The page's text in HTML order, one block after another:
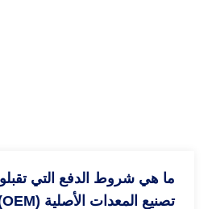
ما هي شروط الدفع التي
تصنيع المعدات الأصلية (OEM)؟